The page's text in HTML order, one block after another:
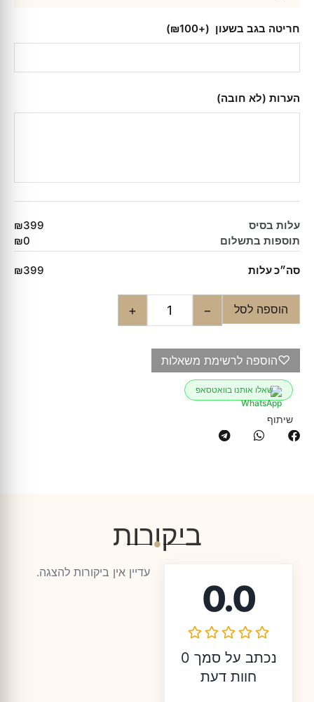
חריטה בגב בשעון (+₪100)
הערות (לא חובה)
עלות בסיס
₪399
תוספות בתשלום
₪0
סה״כ עלות ₪399
−
+ הוספה לסל
♡הוספה לרשימת משאלות
שאלו אותנו בוואטסאפ
שיתוף
ביקורות
0.0
נכתב על סמך 0
חוות דעת
עדיין אין ביקורות להצגה.